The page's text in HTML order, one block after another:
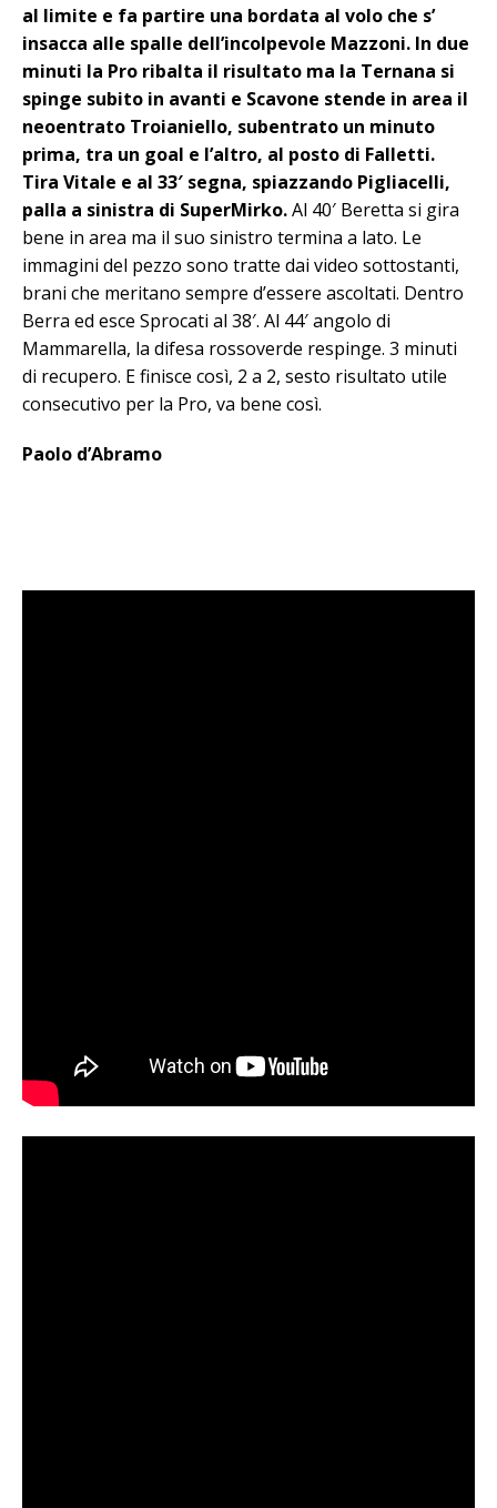
al limite e fa partire una bordata al volo che s’
insacca alle spalle dell’incolpevole Mazzoni. In due
minuti la Pro ribalta il risultato ma la Ternana si
spinge subito in avanti e Scavone stende in area il
neoentrato Troianiello, subentrato un minuto
prima, tra un goal e l’altro, al posto di Falletti.
Tira Vitale e al 33′ segna, spiazzando Pigliacelli,
palla a sinistra di SuperMirko.Al 40′ Beretta si gira
bene in area ma il suo sinistro termina a lato. Le
immagini del pezzo sono tratte dai video sottostanti,
brani che meritano sempre d’essere ascoltati. Dentro
Berra ed esce Sprocati al 38′. Al 44′ angolo di
Mammarella, la difesa rossoverde respinge. 3 minuti
di recupero. E finisce così, 2 a 2, sesto risultato utile
consecutivo per la Pro, va bene così.
Paolo d’Abramo